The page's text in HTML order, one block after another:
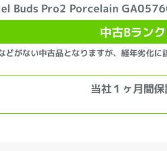
Buds Pro2 Porcelain
中古Bランク
どがない中古品となりますが、経年劣化
当社１ヶ月間
かんたんパソコン検索に切り替える
カテゴリー
ノートPC